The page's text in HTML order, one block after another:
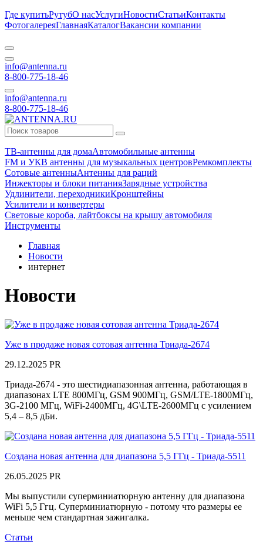
Где купитьРутубО насУслугиНовостиСтатьиКонтакты
ФотогалереяГлавнаяКаталогВакансии компании
info@antenna.ru
8-800-775-18-46
info@antenna.ru
8-800-775-18-46
ТВ-антенны для домаАвтомобильные антенны
FM и УКВ антенны для музыкальных центровРемкомплекты
Сотовые антенныАнтенны для раций
Инжекторы и блоки питанияЗарядные устройства
Удлинители, переходникиКронштейны
Усилители и конвертеры
Световые короба, лайтбоксы на крышу автомобиля
Инструменты
Главная
Новости
интернет
Новости
Уже в продаже новая сотовая антенна Триада-2674
29.12.2025 PR
Триада-2674 - это шестидиапазонная антенна, работающая в
диапазонах LTE 800МГц, GSM 900МГц, GSM/LTE-1800МГц,
3G-2100 МГц, WiFi-2400МГц, 4G\LTE-2600МГц с усилением
5,4 – 8,5 дБи.
Создана новая антенна для диапазона 5,5 ГГц - Триада-5511
26.05.2025 PR
Мы выпустили суперминиатюрную антенну для диапазона
WiFi 5,5 Ггц. Суперминиатюрную - потому что размеры ее
меньше чем стандартная зажигалка.
Статьи